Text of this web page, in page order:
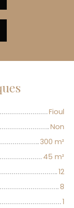
Fioul
Non
300 m²
45 m²
12
8
1